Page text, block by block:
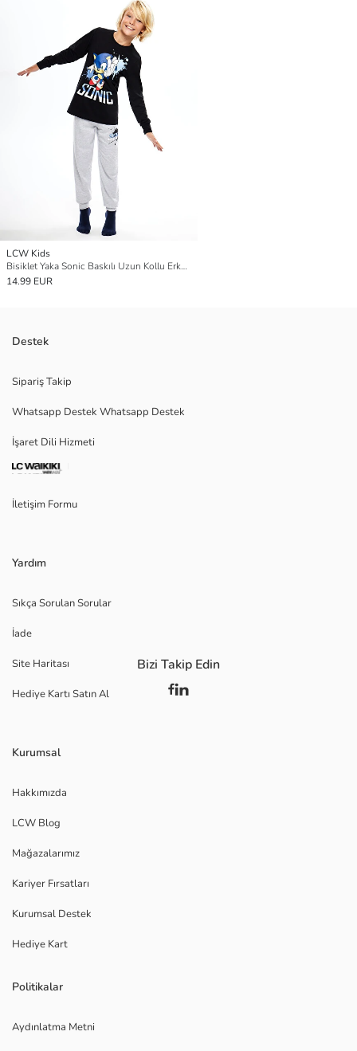
LCW Kids
Bisiklet Yaka Sonic Baskılı Uzun Kollu Erkek Çocuk Pijama Takımı
14.99 EUR
Destek
Sipariş Takip
Whatsapp Destek Whatsapp Destek
İşaret Dili Hizmeti
İletişim Formu
Yardım
Sıkça Sorulan Sorular
İade
Site Haritası
Hediye Kartı Satın Al
Kurumsal
Hakkımızda
LCW Blog
Mağazalarımız
Kariyer Fırsatları
Kurumsal Destek
Hediye Kart
Politikalar
Aydınlatma Metni
Bizi Takip Edin